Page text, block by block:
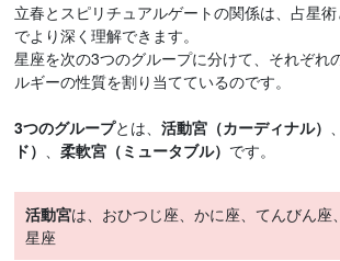
立春とスピリチュアルゲートの関係は、占星
でより深く理解できます。
星座を次の3つのグループに分けて、それぞれ
ルギーの性質を割り当てているのです。
3つのグループとは、活動宮（カーディナル）
ド） 、柔軟宮（ミュータブル） です。
活動宮は、おひつじ座、かに座、てんびん座
星座